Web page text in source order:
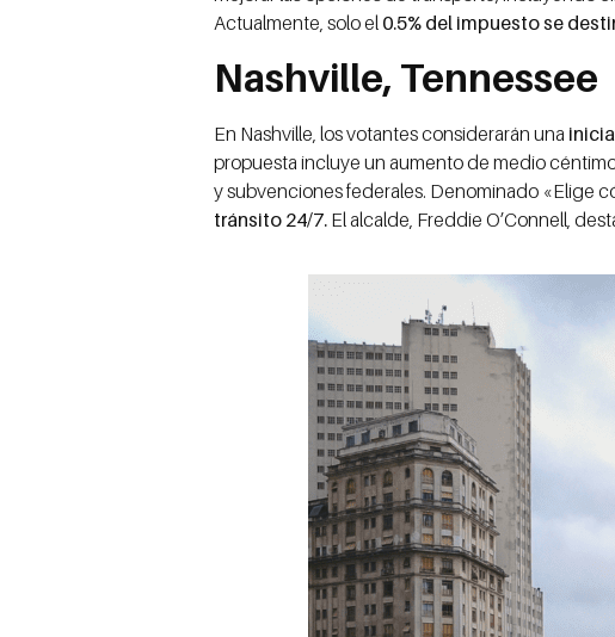
Actualmente, solo el 0.5% del impuesto se
Nashville, Tennessee
En Nashville, los votantes considerarán una
propuesta incluye un aumento de medio
y subvenciones federales. Denominado «Elige
tránsito 24/7. El alcalde, Freddie O’Connell,